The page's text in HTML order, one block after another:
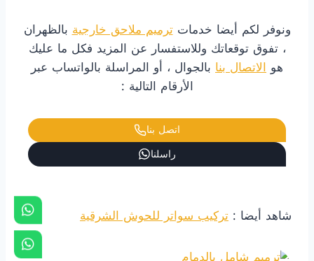
ونوفر لكم أيضا خدماتترميم ملاحق خارجيةبالظهران
، تفوق توقعاتك وللاستفسار عن المزيد فكل ما عليك
هوالاتصال بنا بالجوال ، أو المراسلة بالواتساب عبر
الأرقام التالية :
اتصل بنا
راسلنا
شاهد أيضا : تركيب سواتر للحوش الشرقية